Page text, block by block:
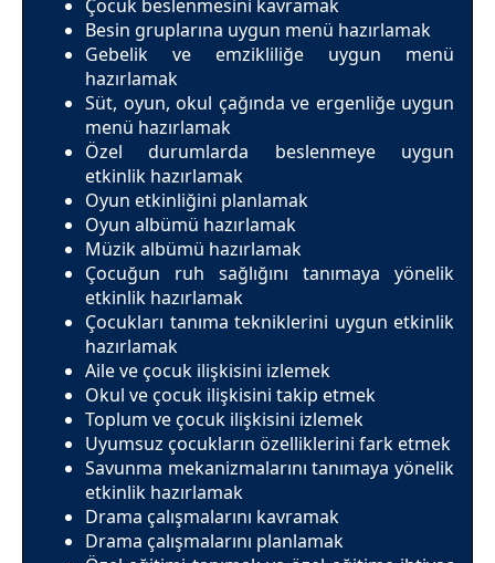
Çocuk beslenmesini kavramak
Besin gruplarına uygun menü hazırlamak
Gebelik ve emzikliliğe uygun menü
hazırlamak
Süt, oyun, okul çağında ve ergenliğe uygun
menü hazırlamak
Özel durumlarda beslenmeye uygun
etkinlik hazırlamak
Oyun etkinliğini planlamak
Oyun albümü hazırlamak
Müzik albümü hazırlamak
Çocuğun ruh sağlığını tanımaya yönelik
etkinlik hazırlamak
Çocukları tanıma tekniklerini uygun etkinlik
hazırlamak
Aile ve çocuk ilişkisini izlemek
Okul ve çocuk ilişkisini takip etmek
Toplum ve çocuk ilişkisini izlemek
Uyumsuz çocukların özelliklerini fark etmek
Savunma mekanizmalarını tanımaya yönelik
etkinlik hazırlamak
Drama çalışmalarını kavramak
Drama çalışmalarını planlamak